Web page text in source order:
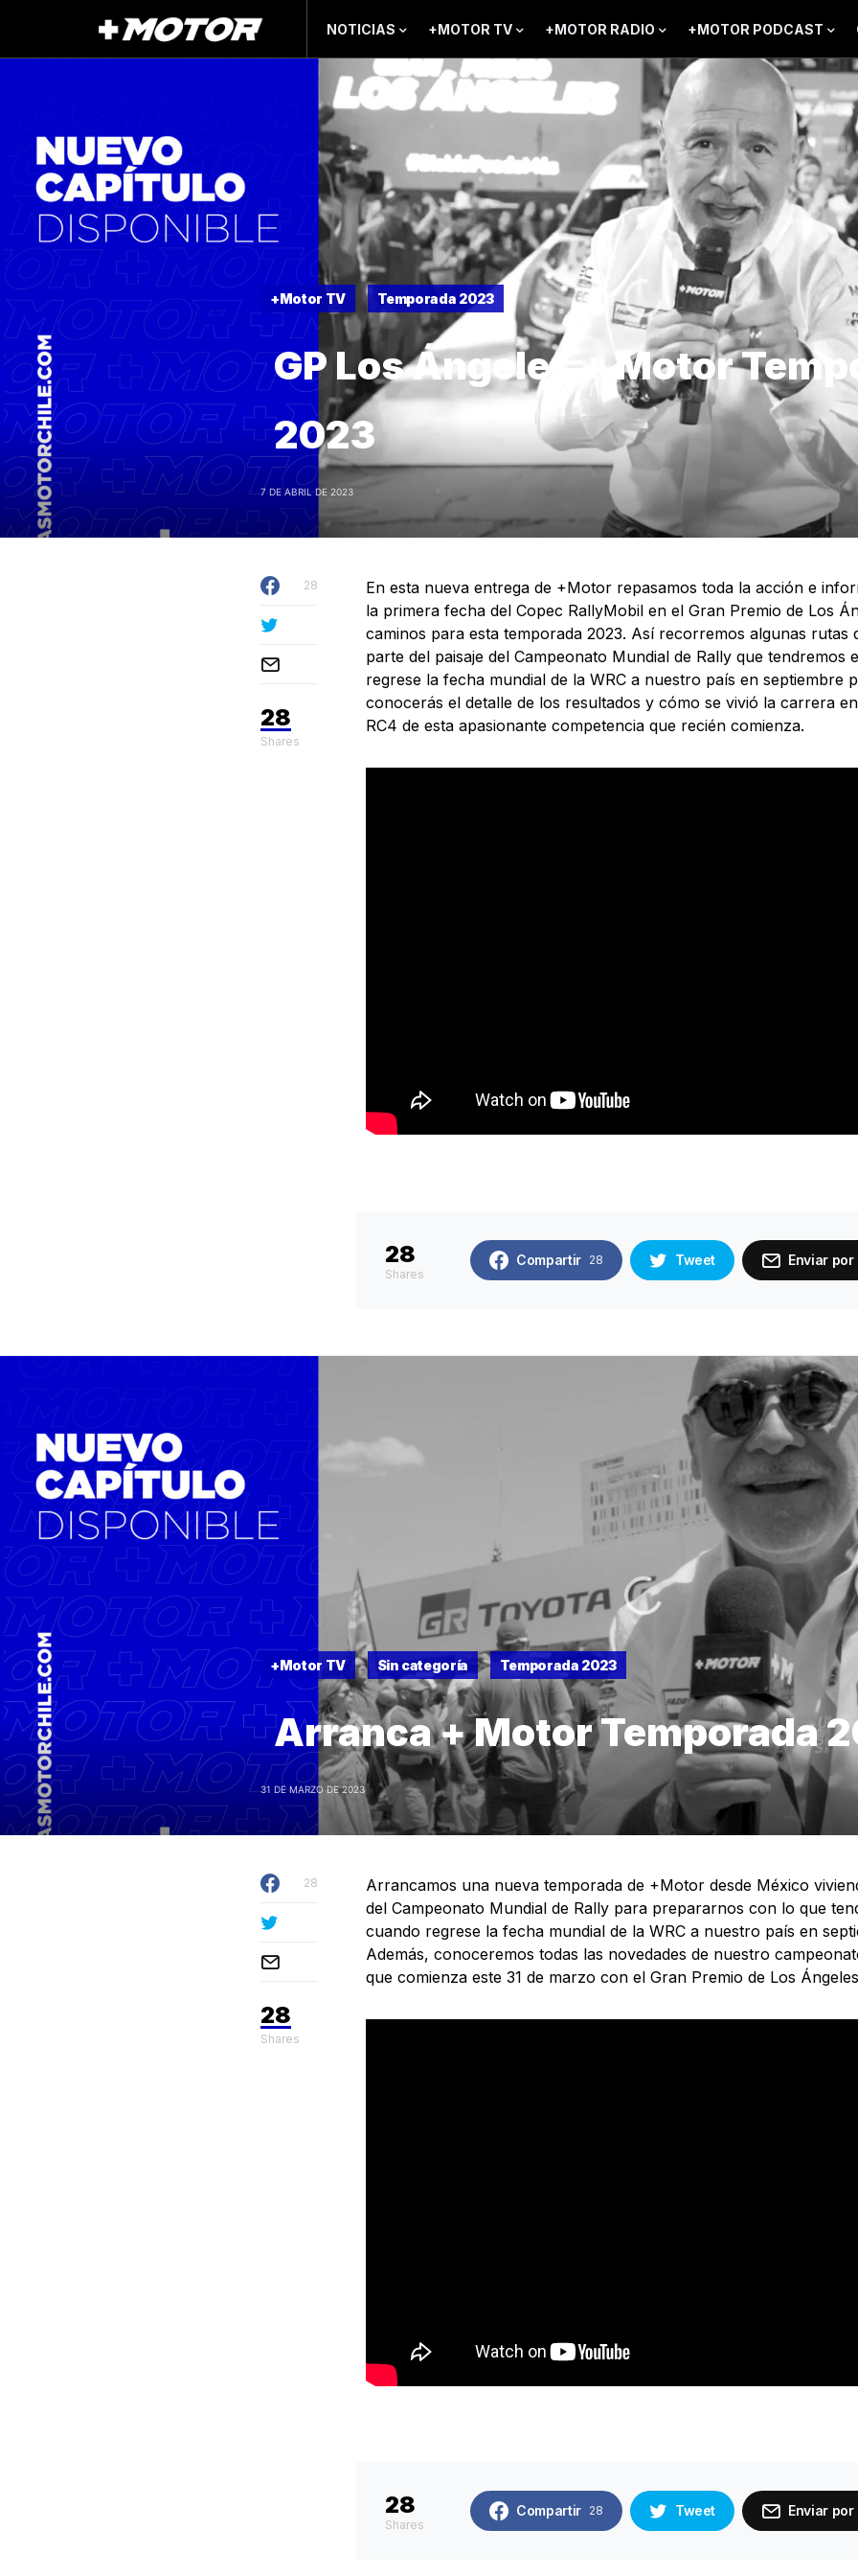
NOTICIAS +MOTOR TV +MOTOR RADIO +MOTOR PODCAST
+Motor TV Temporada 2023
GP Los Ángeles + Motor
2023
7 DE ABRIL DE 2023
28
Shares
28
En esta nueva entrega de +Motor repasamos toda la acción e
la primera fecha del Copec RallyMobil en el Gran Premio de Los
caminos para esta temporada 2023. Así recorremos algunas rutas
parte del paisaje del Campeonato Mundial de Rally que tendremos
regrese la fecha mundial de la WRC a nuestro país en septiembre
conocerás el detalle de los resultados y cómo se vivió la carrera
RC4 de esta apasionante competencia que recién comienza.
28
Shares
Compartir 28 Tweet Enviar por
+Motor TV Sin categoría Temporada 2023
Arranca + Motor Temporada
31 DE MARZO DE 2023
28
Shares
28
Arrancamos una nueva temporada de +Motor desde México
del Campeonato Mundial de Rally para prepararnos con lo que
cuando regrese la fecha mundial de la WRC a nuestro país en
Además, conoceremos todas las novedades de nuestro
que comienza este 31 de marzo con el Gran Premio de Los
28
Shares
Compartir 28 Tweet Enviar por